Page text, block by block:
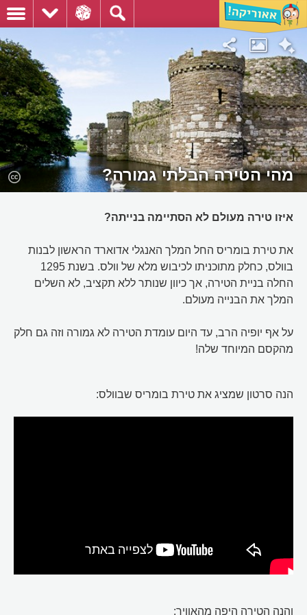
מהי הטירה הבלתי גמורה?
איזו טירה מעולם לא הסתיימה בנייתה?
את טירת בומריס החל המלך האנגלי אדוארד הראשון לבנות
בוולס, כחלק מתוכניתו לכיבוש מלא של וולס. בשנת 1295
החלה בניית הטירה, אך כיוון שנותר ללא תקציב, לא השלים
המלך את הבנייה מעולם.
על אף יופיה הרב, עד היום עומדת הטירה לא גמורה וזה גם חלק
מהקסם המיוחד שלה!
הנה סרטון שמציג את טירת בומריס שבוולס:
והנה הטירה היפה מהאוויר: